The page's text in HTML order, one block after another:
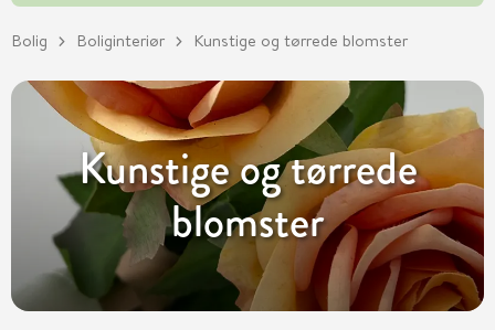
Bolig Boliginteriør Kunstige og tørrede blomster
Kunstige og tørrede
blomster